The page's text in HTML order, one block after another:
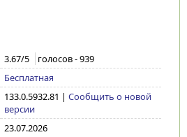
3.67/5 голосов -939
Бесплатная
133.0.5932.81 | Сообщить о новой
версии
23.07.2026